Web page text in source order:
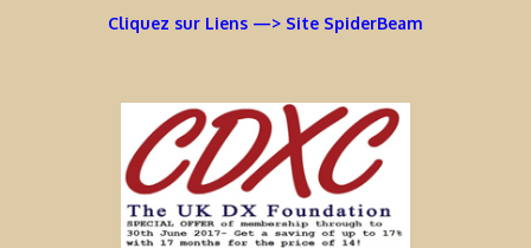
Cliquez sur Liens —> Site SpiderBeam